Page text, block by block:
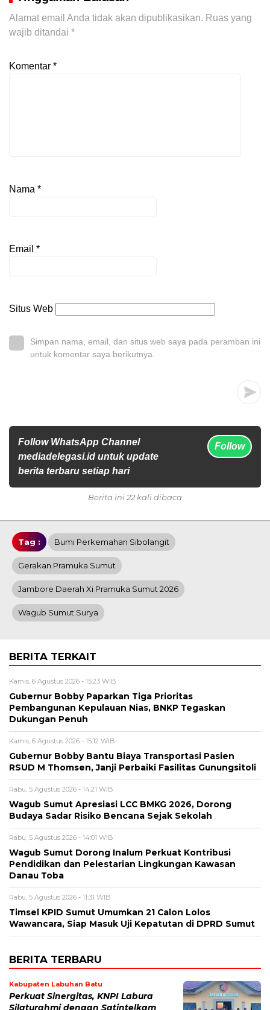
Alamat email Anda tidak akan dipublikasikan. Ruas yang
wajib ditandai *
Komentar *
Nama *
Email *
Situs Web
Simpan nama, email, dan situs web saya pada peramban ini
untuk komentar saya berikutnya.
Follow WhatsApp Channel
mediadelegasi.id untuk update
berita terbaru setiap hari
Follow
Berita ini 22 kali dibaca
Tag : Bumi Perkemahan Sibolangit
Gerakan Pramuka Sumut
Jambore Daerah Xi Pramuka Sumut 2026
Wagub Sumut Surya
BERITA TERKAIT
Kamis, 6 Agustus 2026 - 15:23 WIB
Gubernur Bobby Paparkan Tiga Prioritas
Pembangunan Kepulauan Nias, BNKP Tegaskan
Dukungan Penuh
Kamis, 6 Agustus 2026 - 15:12 WIB
Gubernur Bobby Bantu Biaya Transportasi Pasien
RSUD M Thomsen, Janji Perbaiki Fasilitas Gunungsitoli
Rabu, 5 Agustus 2026 - 14:21 WIB
Wagub Sumut Apresiasi LCC BMKG 2026, Dorong
Budaya Sadar Risiko Bencana Sejak Sekolah
Rabu, 5 Agustus 2026 - 14:01 WIB
Wagub Sumut Dorong Inalum Perkuat Kontribusi
Pendidikan dan Pelestarian Lingkungan Kawasan
Danau Toba
Rabu, 5 Agustus 2026 - 11:31 WIB
Timsel KPID Sumut Umumkan 21 Calon Lolos
Wawancara, Siap Masuk Uji Kepatutan di DPRD Sumut
BERITA TERBARU
Kabupaten Labuhan Batu
Perkuat Sinergitas, KNPI Labura
Silaturahmi dengan Satintelkam